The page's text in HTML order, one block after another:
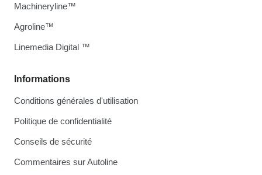
Informations
Conditions générales d'utilisation
Politique de confidentialité
Conseils de sécurité
Commentaires sur Autoline
Machineryline™
Agroline™
Linemedia Digital ™